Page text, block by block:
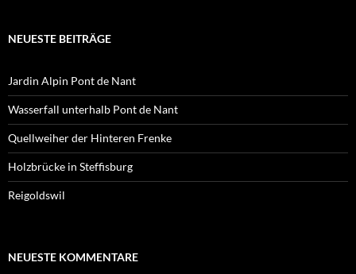
NEUESTE BEITRÄGE
Jardin Alpin Pont de Nant
Wasserfall unterhalb Pont de Nant
Quellweiher der Hinteren Frenke
Holzbrücke in Steffisburg
Reigoldswil
NEUESTE KOMMENTARE